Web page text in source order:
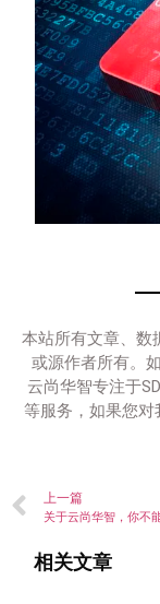
本站所有文章、数
或源作者所有。
云尚华智专注于
等服务，如果您
上一篇
关于云尚华智，你不
相关文章